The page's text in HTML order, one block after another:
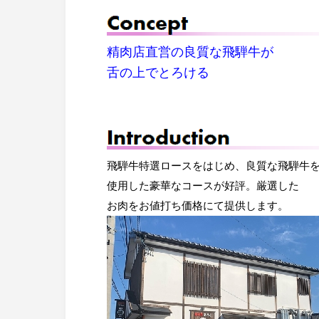
精肉店直営の良質な飛騨牛が
舌の上でとろける
飛騨牛特選ロースをはじめ、良質な飛騨牛
使用した豪華なコースが好評。厳選した
お肉をお値打ち価格にて提供します。